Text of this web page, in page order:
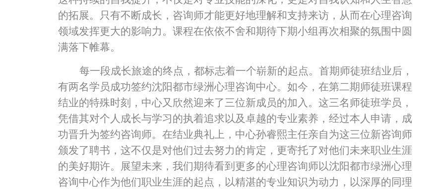
的拓展。只有不断成长，咨询师才能更好地理解和支持来访，从而在心理咨询
领域发挥更大的影响力。课程在依依不舍和期待下期小组再次相聚的氛围中圆
满落下帷幕。
每一段成长旅途的终点，都标志着一个崭新的起点。首期师徒班结业后，
有两名学员成功签约沈阳都市绿洲心理咨询中心。如今，在第二期师徒班课程
结业的特殊时刻，中心又欣然迎来了三位新成员的加入。这三名师徒班学员，
凭借其对个人成长与学习的执着追求以及卓越的专业素养，经过本人申请，成
功晋升为签约咨询师。在结业典礼上，中心孙睿熙主任亲自为这三位新咨询师
颁发了聘书，这不仅是对他们过去努力的肯定，更寄托了对他们未来职业生涯
的美好期许。展望未来，我们期待看到更多的心理咨询师以沈阳都市绿洲心理
咨询中心作为他们职业生涯的起点，以精湛的专业知识为动力，以深厚的同理